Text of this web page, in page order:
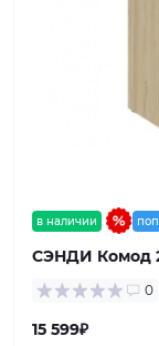
в наличии
СЭНДИ Комод
0
15 599₽